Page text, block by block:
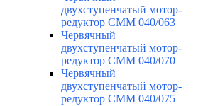
двухступенчатый мотор-
редуктор CMM 040/063
Червячный
двухступенчатый мотор-
редуктор CMM 040/070
Червячный
двухступенчатый мотор-
редуктор CMM 040/075